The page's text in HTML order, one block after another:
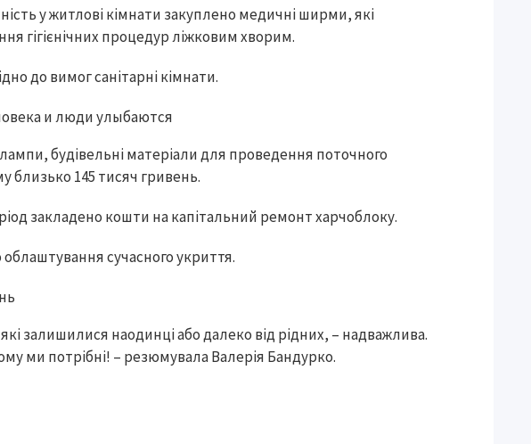
у житлові кімнати закуплено медичні ширми, які
гігієнічних процедур ліжковим хворим.
до вимог санітарні кімнати.
будівельні матеріали для проведення поточного
близько 145 тисяч гривень.
закладено кошти на капітальний ремонт харчоблоку.
сучасного укриття.
залишилися наодинці або далеко від рідних, – надважлива.
ми потрібні! – резюмувала Валерія Бандурко.